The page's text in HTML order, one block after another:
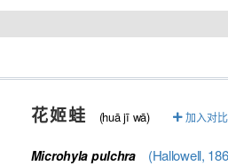
花姬蛙 (huā jī wā) 加入对比
Microhyla pulchra (Hallowell,